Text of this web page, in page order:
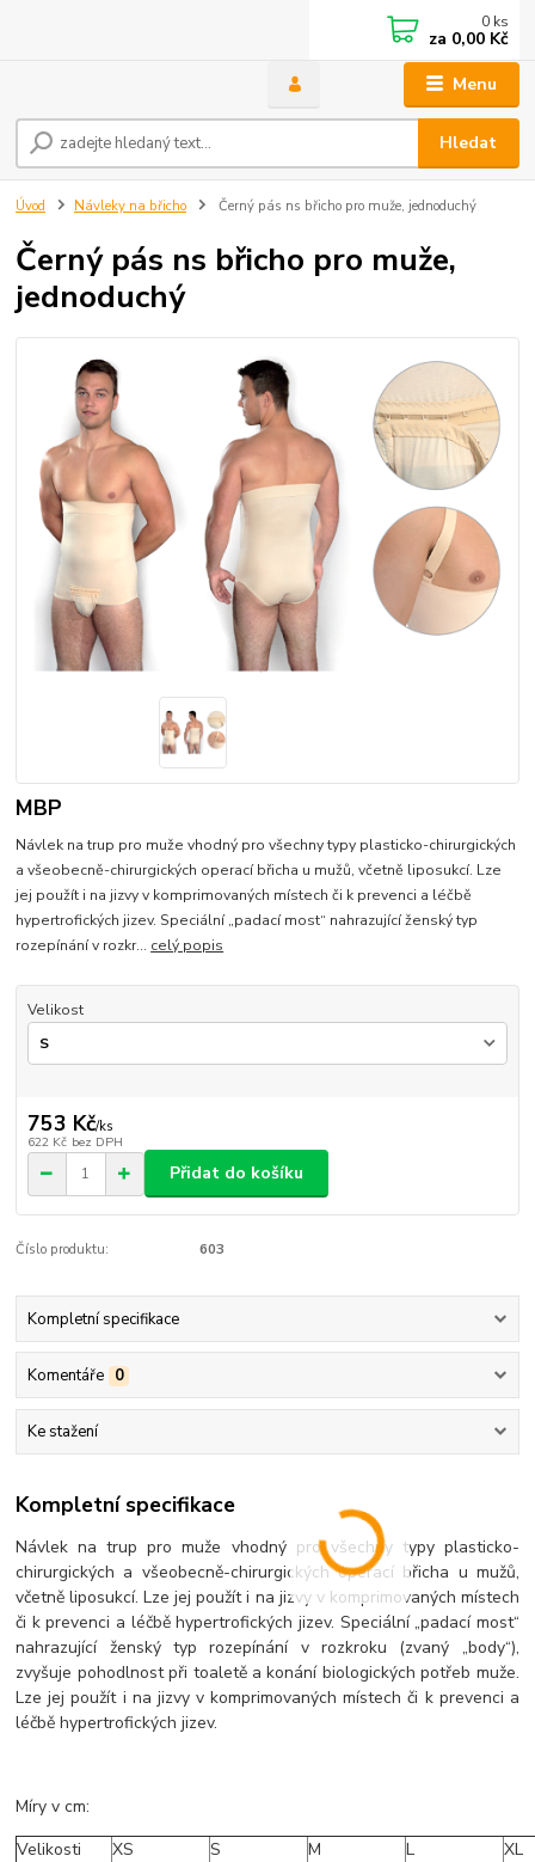
Menu
Hledat
0 ks
za 0,00 Kč
Úvod Návleky na břicho Černý pás ns břicho pro muže, jednoduchý
Černý pás ns břicho pro muže,
jednoduchý
MBP
Návlek na trup pro muže vhodný pro všechny typy plasticko-chirurgických
a všeobecně-chirurgických operací břicha u mužů, včetně liposukcí. Lze
jej použít i na jizvy v komprimovaných místech či k prevenci a léčbě
hypertrofických jizev. Speciální „padací most“ nahrazující ženský typ
rozepínání v rozkr... celý popis
Velikost
753 Kč/ks
622 Kč bez DPH
Přidat do košíku
Číslo produktu: 603
Kompletní specifikace
Komentáře 0
Ke stažení
Kompletní specifikace
Návlek na trup pro muže vhodný pro všechny typy plasticko-
chirurgických a všeobecně-chirurgických operací břicha u mužů,
včetně liposukcí. Lze jej použít i na jizvy v komprimovaných místech
či k prevenci a léčbě hypertrofických jizev. Speciální „padací most“
nahrazující ženský typ rozepínání v rozkroku (zvaný „body“),
zvyšuje pohodlnost při toaletě a konání biologických potřeb muže.
Lze jej použít i na jizvy v komprimovaných místech či k prevenci a
léčbě hypertrofických jizev.
Míry v cm:
Velikosti
XS S M L
XL